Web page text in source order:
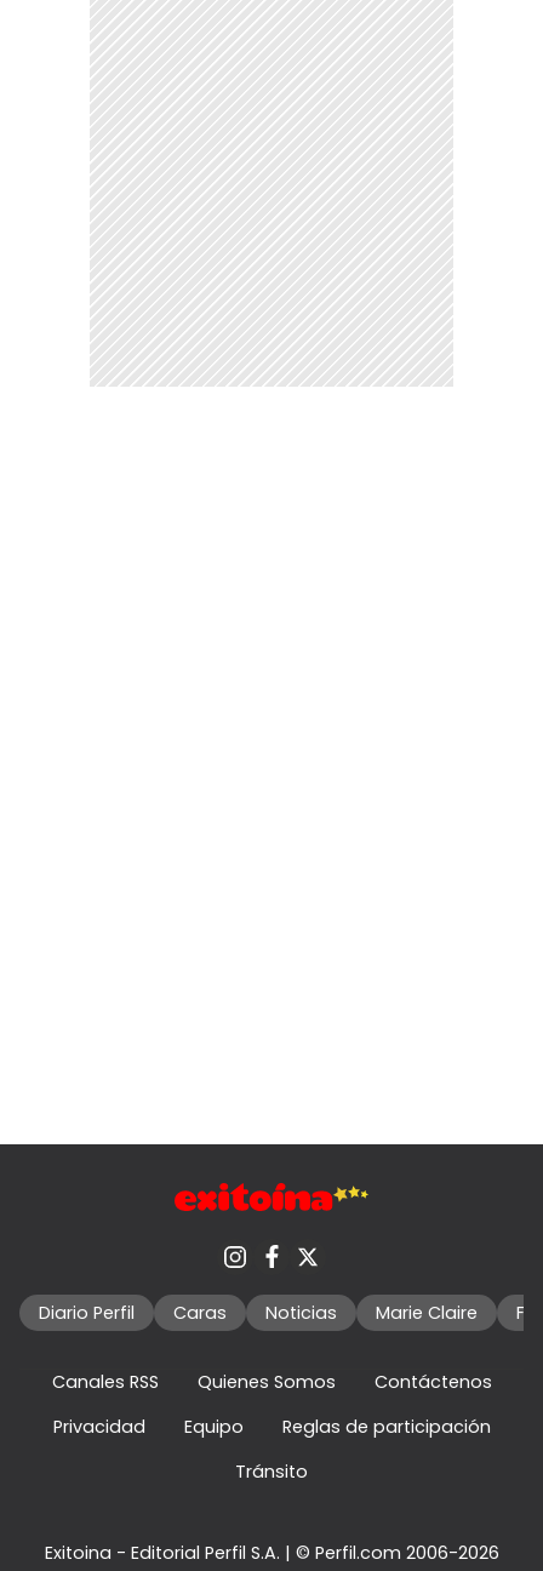
Diario Perfil Caras Noticias Marie Claire
Canales RSS Quienes Somos
Contáctenos
Privacidad
Equipo
Reglas de participación
Tránsito
Exitoina - Editorial Perfil S.A. | © Perfil.com 2006-2026